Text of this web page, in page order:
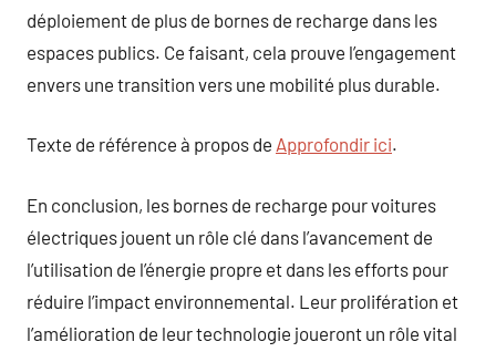
déploiement de plus de bornes de recharge dans les
espaces publics. Ce faisant, cela prouve l’engagement
envers une transition vers une mobilité plus durable.
Texte de référence à propos de Approfondir ici.
En conclusion, les bornes de recharge pour voitures
électriques jouent un rôle clé dans l’avancement de
l’utilisation de l’énergie propre et dans les efforts pour
réduire l’impact environnemental. Leur prolifération et
l’amélioration de leur technologie joueront un rôle vital